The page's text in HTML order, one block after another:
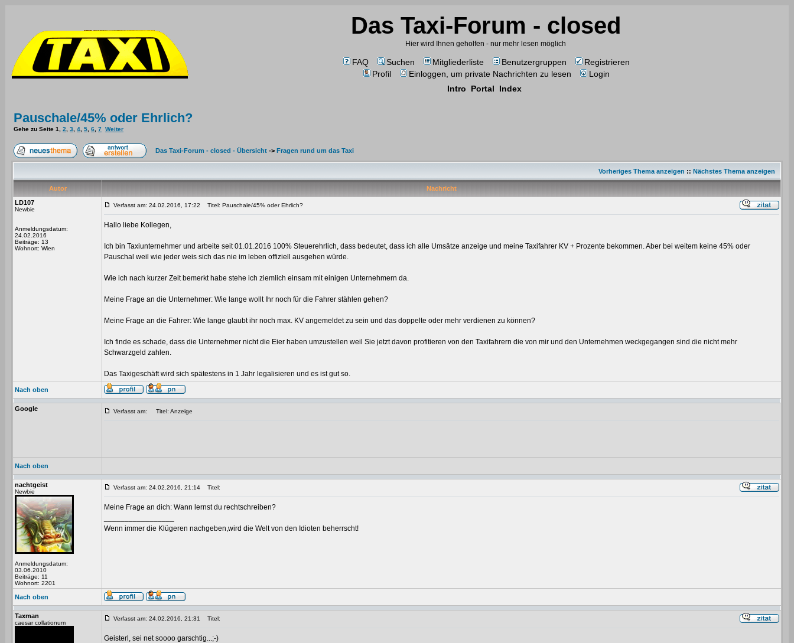
Das Taxi-Forum - closed
Hier wird Ihnen geholfen - nur mehr lesen möglich
FAQ Suchen Mitgliederliste Benutzergruppen
Registrieren
Profil
Einloggen, um private Nachrichten zu lesen
Login
Intro
Portal Index
Pauschale/45% oder Ehrlich?
Gehe zu Seite 1 2 3 4 5 6 7 Weiter
Das Taxi-Forum - closed - Übersicht -> Fragen rund um das Taxi
Vorheriges Thema anzeigen :: Nächstes Thema anzeigen
Autor
Nachricht
LD107
Newbie
Anmeldungsdatum:
24.02.2016
Beiträge: 13
Wohnort: Wien
Verfasst am: 24.02.2016, 17:22 Titel: Pauschale/45% oder Ehrlich?
Hallo liebe Kollegen,
Ich bin Taxiunternehmer und arbeite seit 01.01.2016 100% Steuerehrlich, dass bedeutet, dass ich alle Umsätze anzeige und meine Taxifahrer KV + Prozente bekommen. Aber bei weitem keine 45% oder
Pauschal weil wie jeder weis sich das nie im leben offiziell ausgehen würde.
Wie ich nach kurzer Zeit bemerkt habe stehe ich ziemlich einsam mit einigen Unternehmern da.
Meine Frage an die Unternehmer: Wie lange wollt Ihr noch für die Fahrer stählen gehen?
Meine Frage an die Fahrer: Wie lange glaubt ihr noch max. KV angemeldet zu sein und das doppelte oder mehr verdienen zu können?
Ich finde es schade, dass die Unternehmer nicht die Eier haben umzustellen weil Sie jetzt davon profitieren von den Taxifahrern die von mir und den Unternehmen weckgegangen sind die nicht mehr
Schwarzgeld zahlen.
Das Taxigeschäft wird sich spätestens in 1 Jahr legalisieren und es ist gut so.
Nach oben
Google Verfasst am: Titel: Anzeige
Nach oben
nachtgeist
Newbie
Anmeldungsdatum:
03.06.2010
Beiträge: 11
Wohnort: 2201
Verfasst am: 24.02.2016, 21:14 Titel:
Meine Frage an dich: Wann lernst du rechtschreiben?
Wenn immer die Klügeren nachgeben,wird die Welt von den Idioten beherrscht!
Nach oben
Taxman
caesar collationum
Verfasst am: 24.02.2016, 21:31 Titel:
Geisterl, sei net soooo garschtig...;-)